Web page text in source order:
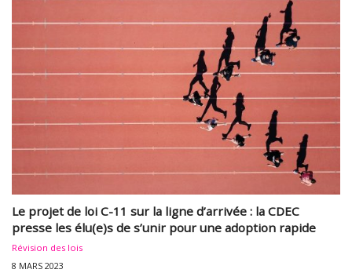
Le projet de loi C-11 sur la ligne d’arrivée : la CDEC
presse les élu(e)s de s’unir pour une adoption rapide
Révision des lois
8 MARS 2023